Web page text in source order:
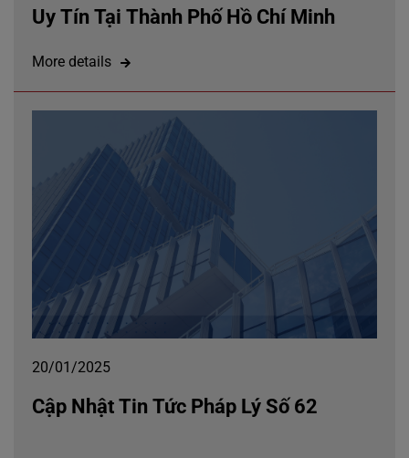
Uy Tín Tại Thành Phố Hồ Chí Minh
More details
20/01/2025
Cập Nhật Tin Tức Pháp Lý Số 62